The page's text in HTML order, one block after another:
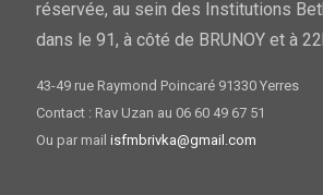
réservée, au sein des Institutions
dans le 91, à côté de BRUNOY et à
43-49 rue Raymond Poincaré 91330 Yerres
Contact : Rav Uzan au 06 60 49 67 51
Ou par mail isfmbrivka@gmail.com